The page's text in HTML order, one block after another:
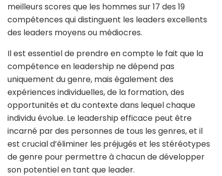
meilleurs scores que les hommes sur 17 des 19
compétences qui distinguent les leaders excellents
des leaders moyens ou médiocres.
Il est essentiel de prendre en compte le fait que la
compétence en leadership ne dépend pas
uniquement du genre, mais également des
expériences individuelles, de la formation, des
opportunités et du contexte dans lequel chaque
individu évolue. Le leadership efficace peut être
incarné par des personnes de tous les genres, et il
est crucial d’éliminer les préjugés et les stéréotypes
de genre pour permettre à chacun de développer
son potentiel en tant que leader.